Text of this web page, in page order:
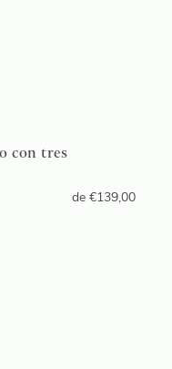
con tres
de €139,00